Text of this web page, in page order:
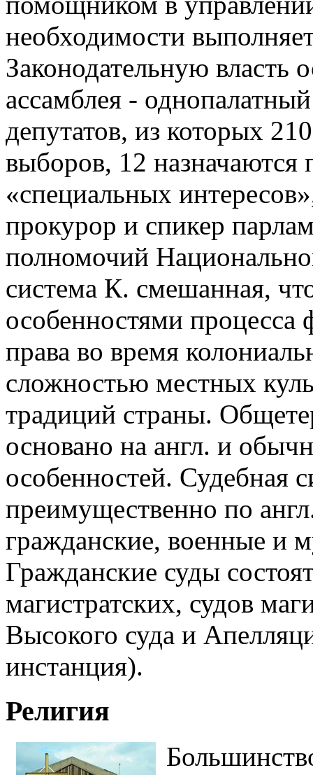
необходимости
Законодательную власть
ассамблея -
депутатов, из которых
выборов, 12 назначаются
«специальных
прокурор и спикер
полномочий
система К. смешанная,
особенностями процесса
права во время
сложностью местных
традиций страны.
основано на англ. и
особенностей. Судебная
преимущественно по
гражданские, военные и
Гражданские суды
магистратских, судов
Высокого суда и
инстанция).
Религия